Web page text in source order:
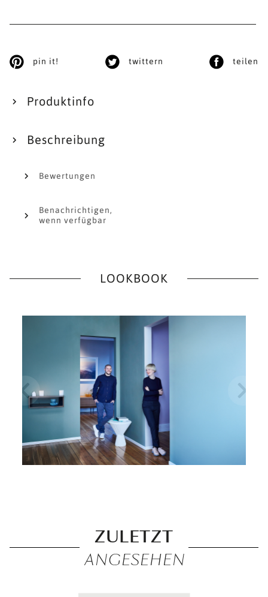
pin it! twittern teilen
Produktinfo
Beschreibung
Bewertungen
Benachrichtigen,
wenn verfügbar
LOOKBOOK
ZULETZT
ANGESEHEN